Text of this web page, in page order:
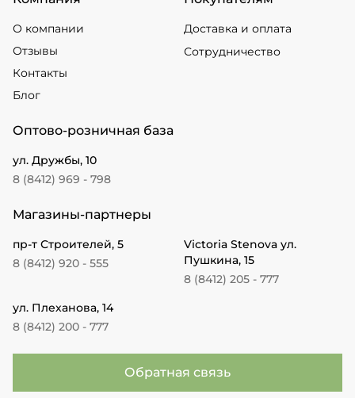
О компании
Отзывы
Контакты
Блог
Доставка и оплата
Сотрудничество
Оптово-розничная база
ул. Дружбы, 10
8 (8412) 969 - 798
Магазины-партнеры
пр-т Строителей, 5
8 (8412) 920 - 555
Victoria Stenova ул.
Пушкина, 15
8 (8412) 205 - 777
ул. Плеханова, 14
8 (8412) 200 - 777
Обратная связь